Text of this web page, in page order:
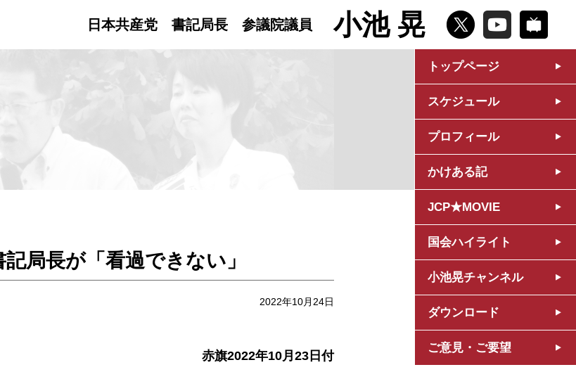
日本共産党 書記局長 参議院議員 小池 晃
トップページ
スケジュール
プロフィール
かけある記
JCP★MOVIE
国会ハイライト
小池晃チャンネル
ダウンロード
ご意見・ご要望
局長が「看過できない」
2022年10月24日
赤旗2022年10月23日付